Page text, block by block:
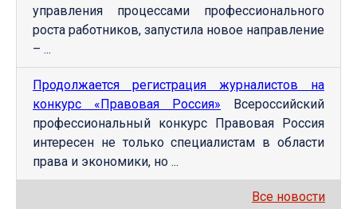
управления процессами профессионального
роста работников, запустила новое направление
– ...
Продолжается регистрация журналистов на
конкурс «Правовая Россия» Всероссийский
профессиональный конкурс Правовая Россия
интересен не только специалистам в области
права и экономики, но ...
Все новости